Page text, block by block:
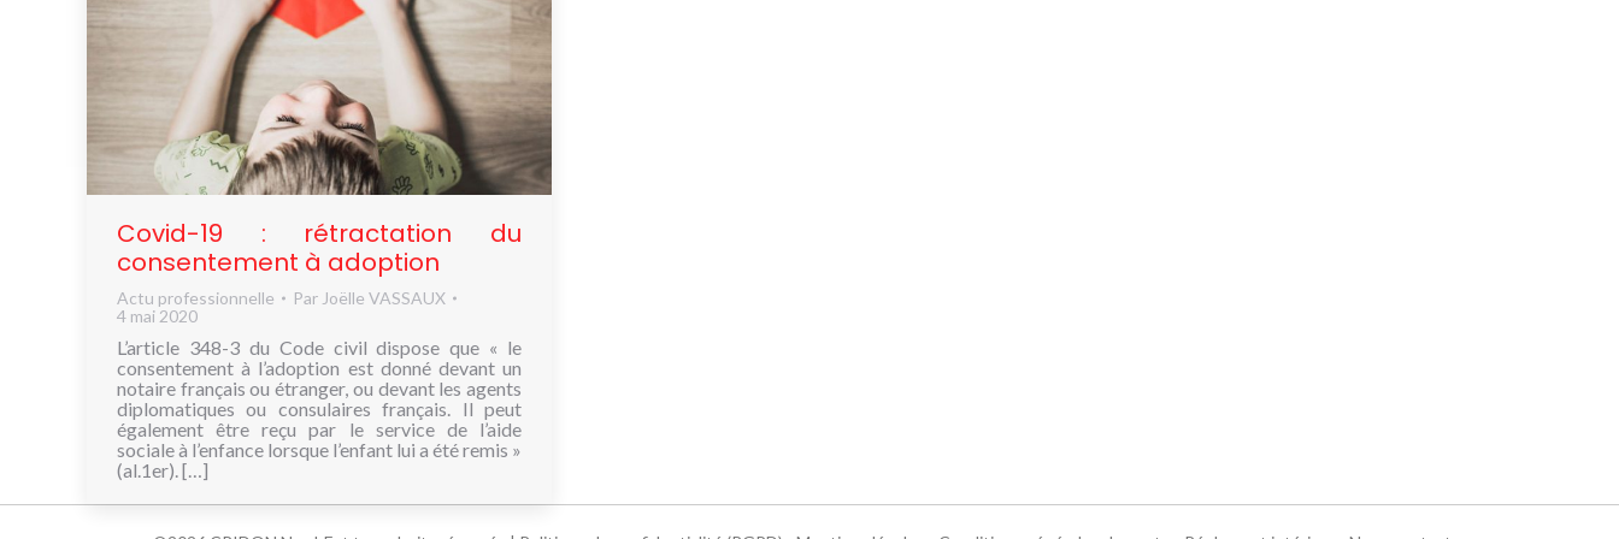
Covid-19 : rétractation du
consentement à adoption
Actu professionnelle Par Joëlle VASSAUX
4 mai 2020
L’article 348-3 du Code civil dispose que « le
consentement à l’adoption est donné devant un
notaire français ou étranger, ou devant les agents
diplomatiques ou consulaires français. Il peut
également être reçu par le service de l’aide
sociale à l’enfance lorsque l’enfant lui a été remis »
(al.1er). […]